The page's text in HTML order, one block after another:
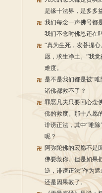
是缘十法界，是多多
我们每念一声佛号都
我们不念时佛恩还在
“真为生死，发菩提
愿，求生净土。”我
难度。
是不是我们都是被“唯
诸佛都救不了？
罪恶凡夫只要回心念
佛的救度。那十八愿
诽谤正法，其中“唯除
呢？
阿弥陀佛的宏愿不是
佛要救你。但是如果
逆，诽谤正法”作为
还是因果教了。